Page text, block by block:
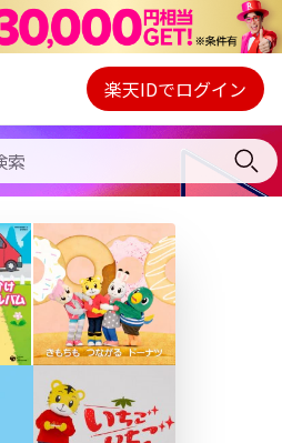
Webプレイヤー
ご契約内容の確認・変更
楽天IDでログイン